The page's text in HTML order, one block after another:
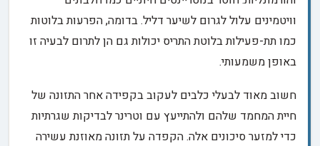
וויטמינים עלול לגרום לשיער דליל. בדומה, הפרעות בלוטות
כמו תת-פעילות בלוטת התריס יכולות גם הן לתרום לבעיה זו
באופן משמעותי.
חשוב מאוד לבעלי כלבים לעקוב בקפידה אחר התזונה של
חיית המחמד שלהם ולהתייעץ עם וטרינר לבדיקות שגרתיות
כדי למזער סיכונים אלה. הקפדה על תזונה מאוזנת עשירה